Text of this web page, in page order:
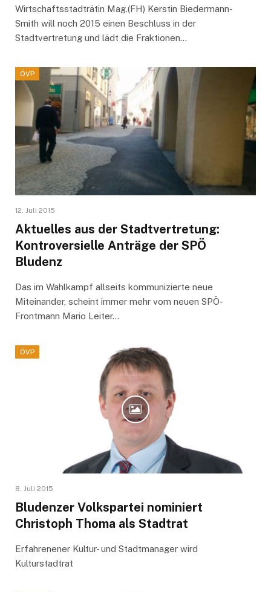
Wirtschaftsstadträtin Mag.(FH) Kerstin Biedermann-
Smith will noch 2015 einen Beschluss in der
Stadtvertretung und lädt die Fraktionen…
ÖVP
12. Juli 2015
Aktuelles aus der Stadtvertretung:
Kontroversielle Anträge der SPÖ
Bludenz
Das im Wahlkampf allseits kommunizierte neue
Miteinander, scheint immer mehr vom neuen SPÖ-
Frontmann Mario Leiter…
ÖVP
8. Juli 2015
Bludenzer Volkspartei nominiert
Christoph Thoma als Stadtrat
Erfahrenener Kultur- und Stadtmanager wird
Kulturstadtrat